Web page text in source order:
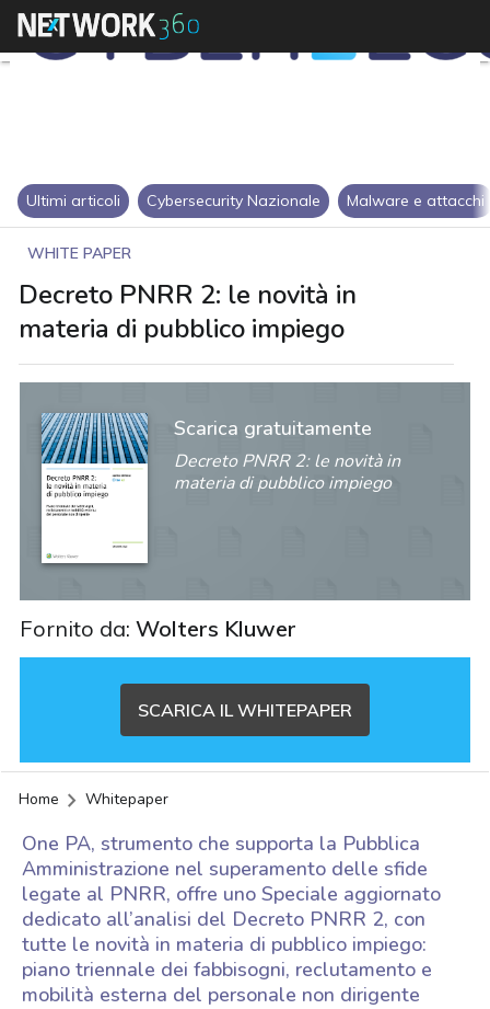
Ultimi articoli Cybersecurity Nazionale Malware e attacchi
WHITE PAPER
Decreto PNRR 2: le novità in
materia di pubblico impiego
Scarica gratuitamente
Decreto PNRR 2: le novità in
materia di pubblico impiego
Fornito da:Wolters Kluwer
SCARICA IL WHITEPAPER
Home Whitepaper
One PA, strumento che supporta la Pubblica
Amministrazione nel superamento delle sfide
legate al PNRR, offre uno Speciale aggiornato
dedicato all’analisi del Decreto PNRR 2, con
tutte le novità in materia di pubblico impiego:
piano triennale dei fabbisogni, reclutamento e
mobilità esterna del personale non dirigente